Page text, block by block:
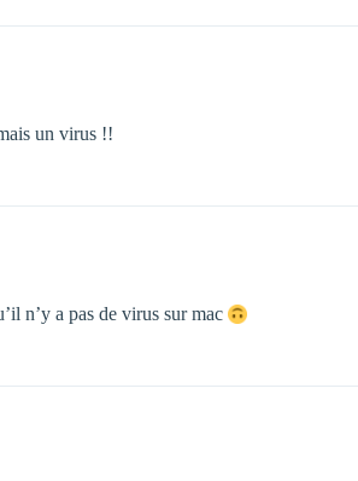
un virus !!
n’y a pas de virus sur mac